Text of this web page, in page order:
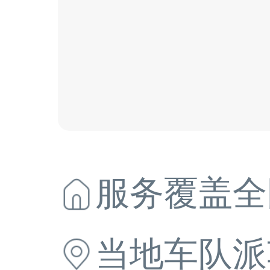
服务覆盖
当地车队